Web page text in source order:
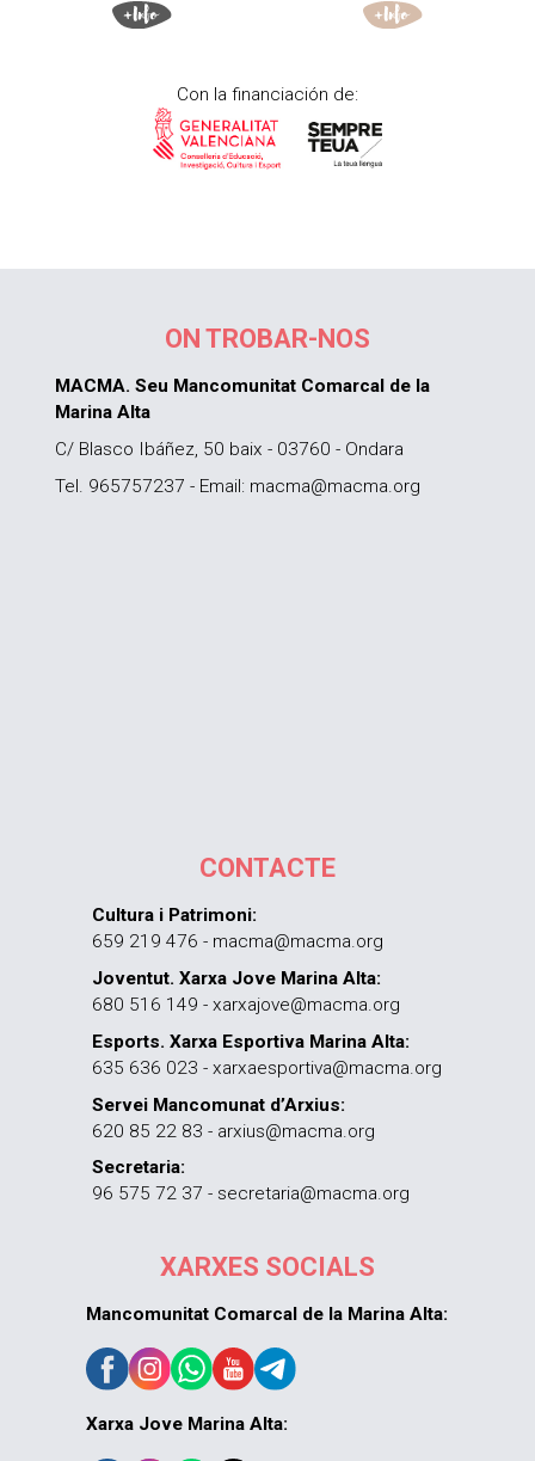
Con la financiación de:
ON TROBAR-NOS
MACMA. Seu Mancomunitat Comarcal de la
Marina Alta
C/ Blasco Ibáñez, 50 baix - 03760 - Ondara
Tel. 965757237 - Email: macma@macma.org
CONTACTE
Cultura i Patrimoni:
659 219 476 - macma@macma.org
Joventut. Xarxa Jove Marina Alta:
680 516 149 - xarxajove@macma.org
Esports. Xarxa Esportiva Marina Alta:
635 636 023 - xarxaesportiva@macma.org
Servei Mancomunat d’Arxius:
620 85 22 83 - arxius@macma.org
Secretaria:
96 575 72 37 - secretaria@macma.org
XARXES SOCIALS
Mancomunitat Comarcal de la Marina Alta:
Xarxa Jove Marina Alta: